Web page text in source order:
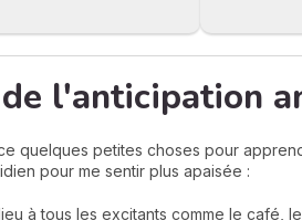
l'anticipation
quelques petites choses pour
pour me sentir plus apaisée :
à tous les excitants comme le café,